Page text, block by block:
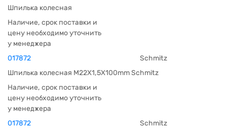
Шпилька колесная
Наличие, срок поставки и
цену необходимо уточнить
у менеджера
017872
Schmitz
Шпилька колесная M22Х1,5Х100mm Schmitz
Наличие, срок поставки и
цену необходимо уточнить
у менеджера
017872
Schmitz